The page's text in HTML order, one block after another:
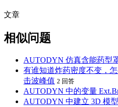
文章
相似问题
AUTODYN 仿真含能药型
有谁知道炸药密度不变，
击波峰值 2 回答
AUTODYN 中的变量
AUTODYN 中建立 3D 模